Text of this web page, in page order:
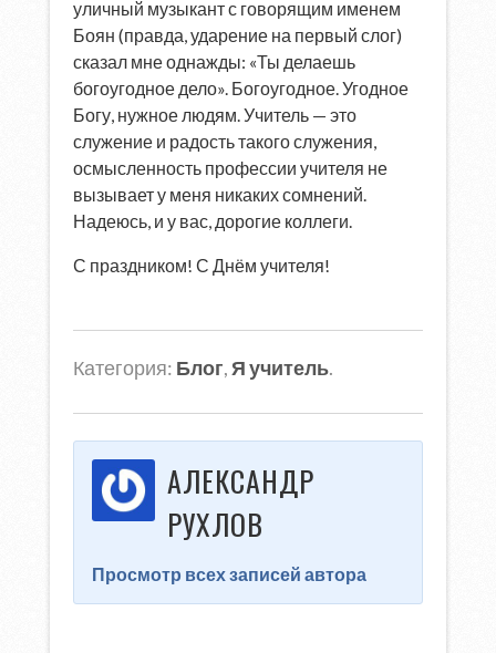
уличный музыкант с говорящим именем
Боян (правда, ударение на первый слог)
сказал мне однажды: «Ты делаешь
богоугодное дело». Богоугодное. Угодное
Богу, нужное людям. Учитель — это
служение и радость такого служения,
осмысленность профессии учителя не
вызывает у меня никаких сомнений.
Надеюсь, и у вас, дорогие коллеги.
С праздником! С Днём учителя!
Категория: Блог, Я учитель.
АЛЕКСАНДР
РУХЛОВ
Просмотр всех записей автора